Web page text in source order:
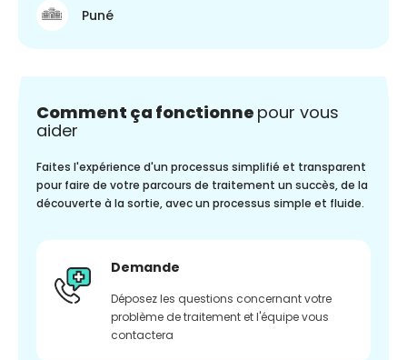
Puné
Comment ça fonctionne pour vous
aider
Faites l'expérience d'un processus simplifié et transparent
pour faire de votre parcours de traitement un succès, de la
découverte à la sortie, avec un processus simple et fluide.
Demande
Déposez les questions concernant votre
problème de traitement et l'équipe vous
contactera